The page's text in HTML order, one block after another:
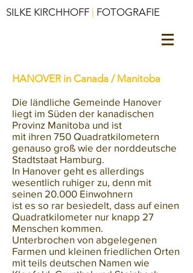
SILKE KIRCHHOFF FOTOGRAFIE
HANOVER in Canada / Manitoba
Die ländliche Gemeinde Hanover
liegt im Süden der kanadischen
Provinz Manitoba und ist
mit ihren 750 Quadratkilometern
genauso groß wie der norddeutsche
Stadtstaat Hamburg.
In Hanover geht es allerdings
wesentlich ruhiger zu, denn mit
seinen 20.000 Einwohnern
ist es so rar besiedelt, dass auf einen
Quadratkilometer nur knapp 27
Menschen kommen.
Unterbrochen von abgelegenen
Farmen und kleinen friedlichen Orten
mit teils deutschen Namen wie